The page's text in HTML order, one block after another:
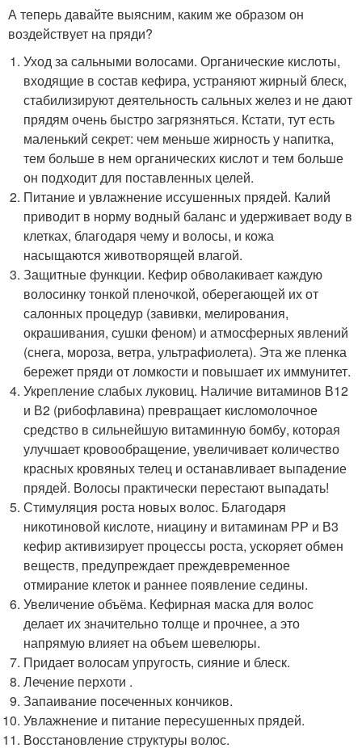
А теперь давайте выясним, каким же образом он
воздействует на пряди?
Уход за сальными волосами. Органические кислоты,
входящие в состав кефира, устраняют жирный блеск,
стабилизируют деятельность сальных желез и не дают
прядям очень быстро загрязняться. Кстати, тут есть
маленький секрет: чем меньше жирность у напитка,
тем больше в нем органических кислот и тем больше
он подходит для поставленных целей.
Питание и увлажнение иссушенных прядей. Калий
приводит в норму водный баланс и удерживает воду в
клетках, благодаря чему и волосы, и кожа
насыщаются животворящей влагой.
Защитные функции. Кефир обволакивает каждую
волосинку тонкой пленочкой, оберегающей их от
салонных процедур (завивки, мелирования,
окрашивания, сушки феном) и атмосферных явлений
(снега, мороза, ветра, ультрафиолета). Эта же пленка
бережет пряди от ломкости и повышает их иммунитет.
Укрепление слабых луковиц. Наличие витаминов В12
и В2 (рибофлавина) превращает кисломолочное
средство в сильнейшую витаминную бомбу, которая
улучшает кровообращение, увеличивает количество
красных кровяных телец и останавливает выпадение
прядей. Волосы практически перестают выпадать!
Стимуляция роста новых волос. Благодаря
никотиновой кислоте, ниацину и витаминам РР и В3
кефир активизирует процессы роста, ускоряет обмен
веществ, предупреждает преждевременное
отмирание клеток и раннее появление седины.
Увеличение объёма. Кефирная маска для волос
делает их значительно толще и прочнее, а это
напрямую влияет на объем шевелюры.
Придает волосам упругость, сияние и блеск.
Лечение перхоти .
Запаивание посеченных кончиков.
Увлажнение и питание пересушенных прядей.
Восстановление структуры волос.